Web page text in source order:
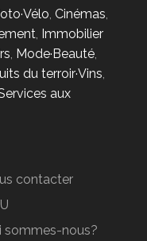
, Cinémas,
, Immobilier
, Mode·Beauté,
du terroir·Vins,
aux
contacter
sommes-nous?